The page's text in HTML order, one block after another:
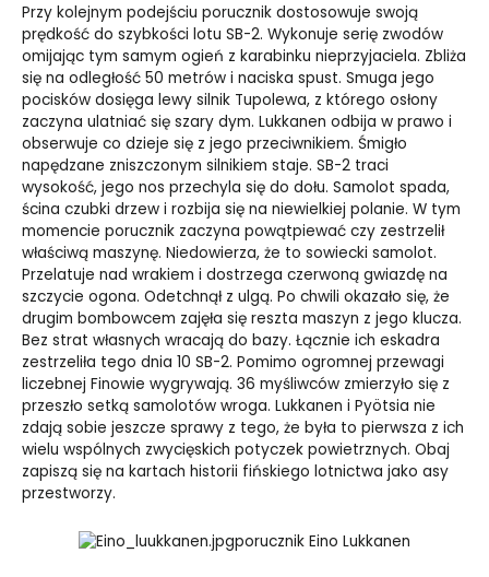
Przy kolejnym podejściu porucznik dostosowuje swoją
prędkość do szybkości lotu SB-2. Wykonuje serię zwodów
omijając tym samym ogień z karabinku nieprzyjaciela. Zbliża
się na odległość 50 metrów i naciska spust. Smuga jego
pocisków dosięga lewy silnik Tupolewa, z którego osłony
zaczyna ulatniać się szary dym. Lukkanen odbija w prawo i
obserwuje co dzieje się z jego przeciwnikiem. Śmigło
napędzane zniszczonym silnikiem staje. SB-2 traci
wysokość, jego nos przechyla się do dołu. Samolot spada,
ścina czubki drzew i rozbija się na niewielkiej polanie. W tym
momencie porucznik zaczyna powątpiewać czy zestrzelił
właściwą maszynę. Niedowierza, że to sowiecki samolot.
Przelatuje nad wrakiem i dostrzega czerwoną gwiazdę na
szczycie ogona. Odetchnął z ulgą. Po chwili okazało się, że
drugim bombowcem zajęła się reszta maszyn z jego klucza.
Bez strat własnych wracają do bazy. Łącznie ich eskadra
zestrzeliła tego dnia 10 SB-2. Pomimo ogromnej przewagi
liczebnej Finowie wygrywają. 36 myśliwców zmierzyło się z
przeszło setką samolotów wroga. Lukkanen i Pyötsia nie
zdają sobie jeszcze sprawy z tego, że była to pierwsza z ich
wielu wspólnych zwycięskich potyczek powietrznych. Obaj
zapiszą się na kartach historii fińskiego lotnictwa jako asy
przestworzy.
porucznik Eino Lukkanen